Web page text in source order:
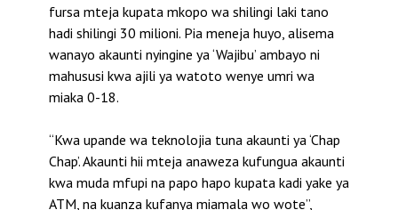
fursa mteja kupata mkopo wa shilingi laki tano
hadi shilingi 30 milioni. Pia meneja huyo, alisema
wanayo akaunti nyingine ya ‘Wajibu’ ambayo ni
mahususi kwa ajili ya watoto wenye umri wa
miaka 0-18.
“Kwa upande wa teknolojia tuna akaunti ya ‘Chap
Chap’. Akaunti hii mteja anaweza kufungua akaunti
kwa muda mfupi na papo hapo kupata kadi yake ya
ATM, na kuanza kufanya miamala wo wote”,